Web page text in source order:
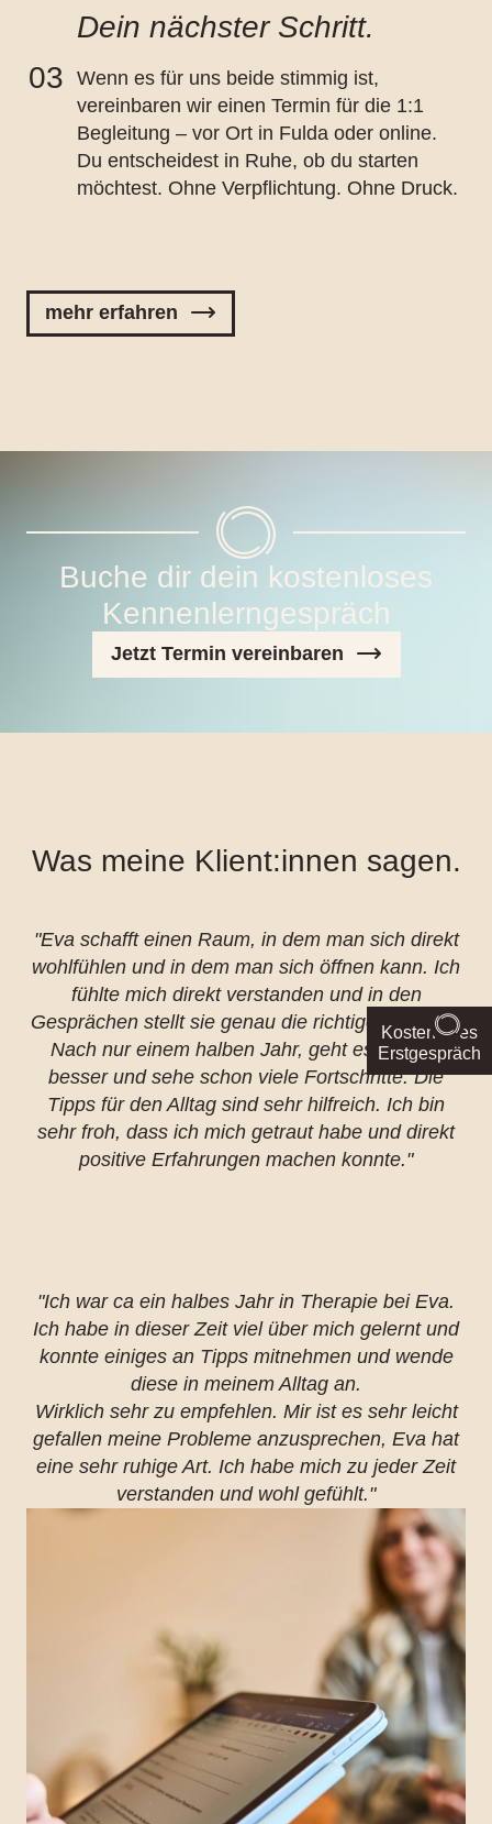
03
Dein nächster Schritt.
Wenn es für uns beide stimmig ist,
vereinbaren wir einen Termin für die 1:1
Begleitung – vor Ort in Fulda oder online.
Du entscheidest in Ruhe, ob du starten
möchtest. Ohne Verpflichtung. Ohne Druck.
mehr erfahren
Buche dir dein kostenloses
Kennenlerngespräch
Jetzt Termin vereinbaren
Was meine Klient:innen sagen.
"Eva schafft einen Raum, in dem man sich direkt
wohlfühlen und in dem man sich öffnen kann. Ich
fühlte mich direkt verstanden und in den
Gesprächen stellt sie genau die richtigen Fragen.
Nach nur einem halben Jahr, geht es mir viel
besser und sehe schon viele Fortschritte. Die
Tipps für den Alltag sind sehr hilfreich. Ich bin
sehr froh, dass ich mich getraut habe und direkt
positive Erfahrungen machen konnte."
"Ich war ca ein halbes Jahr in Therapie bei Eva.
Ich habe in dieser Zeit viel über mich gelernt und
konnte einiges an Tipps mitnehmen und wende
diese in meinem Alltag an.
Wirklich sehr zu empfehlen. Mir ist es sehr leicht
gefallen meine Probleme anzusprechen, Eva hat
eine sehr ruhige Art. Ich habe mich zu jeder Zeit
verstanden und wohl gefühlt."
Kostenloses
Erstgespräch